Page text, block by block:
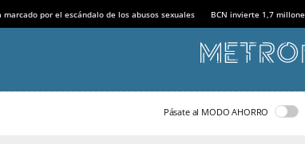
marcado por el escándalo de los abusos sexuales BCN invierte 1,7
Pásate al MODO AHORRO